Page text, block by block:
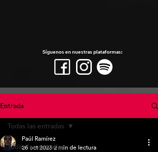
Síguenos en nuestras plataformas:
Entrada
Todas las entradas
Todas las entradas
Paúl Ramírez
26 oct 20232 min de lectura